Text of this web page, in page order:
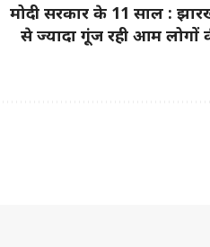
मोदी सरकार के 11 साल :
से ज्यादा गूंज रही आम लोगों